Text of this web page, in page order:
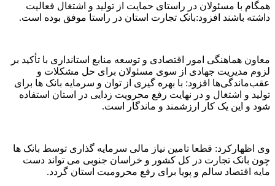
همگام با مسئولان در راستای حمایت از تولید و اشتغال فعالیت
داشته باشند افزود:بانک تجارت استان در راستا موفق بوده است.
معاون هماهنگی امور اقتصادی و توسعه منابع استانداری با تأکید بر
لزوم مدیریت جهادی از سوی مسئولان برای حل مشکلات و
عقب‌ماندگی‌ها افزود: با بهره گیری از توان و سرمایه بانک ها برای
تولید و اشتغال و در نهایت رفع محرویت زدایی در استان استفاده
شود و این یک کار ارزشمند و ماندگار است.
وی اظهارکرد: قطعا تامین نیاز مالی سرمایه گذاری توسط بانک ها
چون بانک تجارت در کل کشور و خراسان جنوبی می تواند دست
مایه اقتصاد سالم و پویا برای رفع محرومیت استان گردد.